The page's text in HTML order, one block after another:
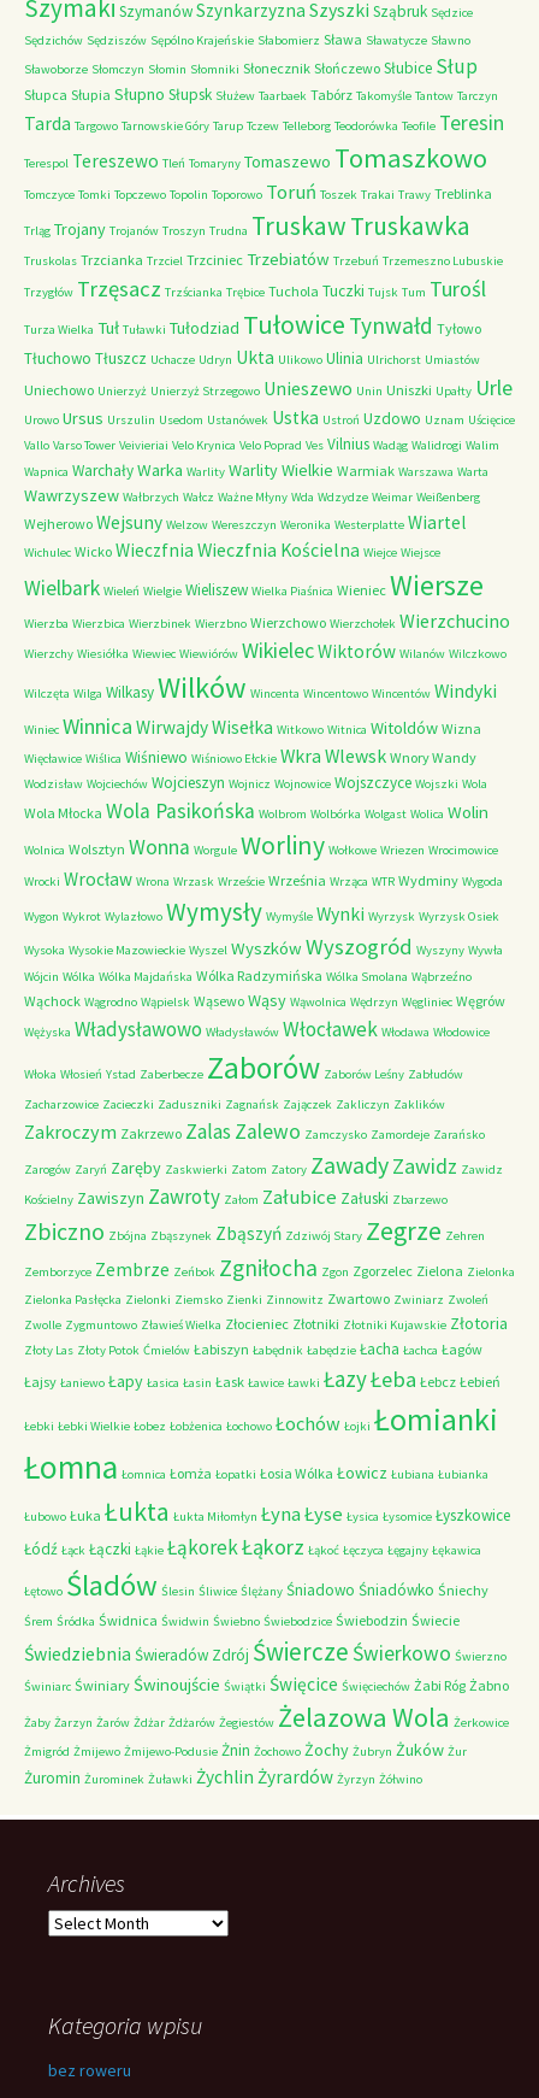
Szymaki SzymanówSzynkarzyzna Szyszki Sząbruk Sędzice
Sędzichów Sędziszów Sępólno Krajeńskie Słabomierz Sława Sławatycze Sławno
Sławoborze Słomczyn Słomin Słomniki Słonecznik Słończewo Słubice Słup
Słupca Słupia Słupno Słupsk Służew Taarbaek Tabórz Takomyśle Tantow Tarczyn
Tarda Targowo Tarnowskie Góry Tarup Tczew Telleborg Teodorówka Teofile Teresin
Terespol Tereszewo Tleń Tomaryny Tomaszewo Tomaszkowo
Tomczyce Tomki Topczewo Topolin Toporowo Toruń Toszek Trakai Trawy Treblinka
Trląg Trojany Trojanów Troszyn Trudna TruskawTruskawka
Truskolas Trzcianka Trzciel Trzciniec Trzebiatów Trzebuń Trzemeszno Lubuskie
Trzygłów Trzęsacz Trzścianka Trębice Tuchola Tuczki Tujsk Tum Turośl
Turza Wielka Tuł Tuławki Tułodziad Tułowice Tynwałd Tyłowo
Tłuchowo Tłuszcz Uchacze Udryn Ukta Ulikowo Ulinia Ulrichorst Umiastów
Uniechowo Unierzyż Unierzyż Strzegowo Unieszewo Unin Uniszki Upałty Urle
Urowo Ursus Urszulin Usedom Ustanówek Ustka Ustroń Uzdowo Uznam Uścięcice
Vallo Varso Tower Veivieriai Velo Krynica Velo Poprad Ves Vilnius Wadąg Walidrogi Walim
Wapnica WarchałyWarka Warlity Warlity Wielkie Warmiak Warszawa Warta
Wawrzyszew Wałbrzych Wałcz Ważne Młyny Wda Wdzydze Weimar Weißenberg
Wejherowo Wejsuny Welzow Wereszczyn Weronika Westerplatte Wiartel
Wichulec Wicko Wieczfnia Wieczfnia Kościelna Wiejce Wiejsce
Wielbark Wieleń Wielgie Wieliszew Wielka Piaśnica Wieniec Wiersze
Wierzba Wierzbica Wierzbinek Wierzbno Wierzchowo Wierzchołek Wierzchucino
Wierzchy Wiesiółka Wiewiec Wiewiórów WikielecWiktorów Wilanów Wilczkowo
Wilczęta Wilga WilkasyWilków Wincenta Wincentowo Wincentów Windyki
Winiec Winnica WirwajdyWisełka Witkowo Witnica Witoldów Wizna
Więcławice Wiślica Wiśniewo Wiśniowo Ełckie Wkra Wlewsk Wnory Wandy
Wodzisław Wojciechów Wojcieszyn Wojnicz Wojnowice Wojszczyce Wojszki Wola
Wola Młocka Wola Pasikońska Wolbrom Wolbórka Wolgast Wolica Wolin
Wolnica Wolsztyn Wonna Worgule Worliny Wołkowe Wriezen Wrocimowice
Wrocki Wrocław Wrona Wrzask Wrzeście Września Wrząca WTR Wydminy Wygoda
Wygon Wykrot Wylazłowo Wymysły Wymyśle Wynki Wyrzysk Wyrzysk Osiek
Wysoka Wysokie Mazowieckie Wyszel WyszkówWyszogród Wyszyny Wywła
Wójcin Wólka Wólka Majdańska Wólka Radzymińska Wólka Smolana Wąbrzeźno
Wąchock Wągrodno Wąpielsk Wąsewo Wąsy Wąwolnica Wędrzyn Węgliniec Węgrów
Wężyska Władysławowo Władysławów Włocławek Włodawa Włodowice
Włoka Włosień Ystad Zaberbecze Zaborów Zaborów Leśny Zabłudów
Zacharzowice Zacieczki Zaduszniki Zagnańsk Zajączek Zakliczyn Zaklików
Zakroczym Zakrzewo ZalasZalewo Zamczysko Zamordeje Zarańsko
Zarogów Zaryń Zaręby Zaskwierki Zatom Zatory ZawadyZawidz Zawidz
Kościelny Zawiszyn Zawroty Załom Załubice Załuski Zbarzewo
Zbiczno Zbójna Zbąszynek Zbąszyń Zdziwój Stary Zegrze Zehren
Zemborzyce Zembrze Zeńbok Zgniłocha Zgon Zgorzelec Zielona Zielonka
Zielonka Pasłęcka Zielonki Ziemsko Zienki Zinnowitz Zwartowo Zwiniarz Zwoleń
Zwolle Zygmuntowo Zławieś Wielka Złocieniec Złotniki Złotniki Kujawskie Złotoria
Złoty Las Złoty Potok Ćmielów Łabiszyn Łabędnik Łabędzie Łacha Łachca Łagów
Łajsy Łaniewo Łapy Łasica Łasin Łask Ławice Ławki ŁazyŁeba Łebcz Łebień
Łebki Łebki Wielkie Łobez Łobżenica Łochowo Łochów Łojki Łomianki
Łomna Łomnica Łomża Łopatki Łosia Wólka Łowicz Łubiana Łubianka
Łubowo Łuka Łukta Łukta Miłomłyn ŁynaŁyse Łysica Łysomice Łyszkowice
Łódź Łąck Łączki Łąkie ŁąkorekŁąkorz Łąkoć Łęczyca Łęgajny Łękawica
Łętowo Śladów Ślesin Śliwice Ślężany Śniadowo Śniadówko Śniechy
Śrem Śródka Świdnica Świdwin Świebno Świebodzice Świebodzin Świecie
Świedziebnia Świeradów Zdrój Świercze Świerkowo Świerzno
Świniarc Świniary Świnoujście Świątki Święcice Święciechów Żabi Róg Żabno
Żaby Żarzyn Żarów Żdżar Żdżarów Żegiestów Żelazowa Wola Żerkowice
Żmigród Żmijewo Żmijewo-Podusie Żnin Żochowo Żochy Żubryn Żuków Żur
Żuromin Żurominek Żuławki Żychlin Żyrardów Żyrzyn Żółwino
Archives
Archives
Kategoria wpisu
bez roweru